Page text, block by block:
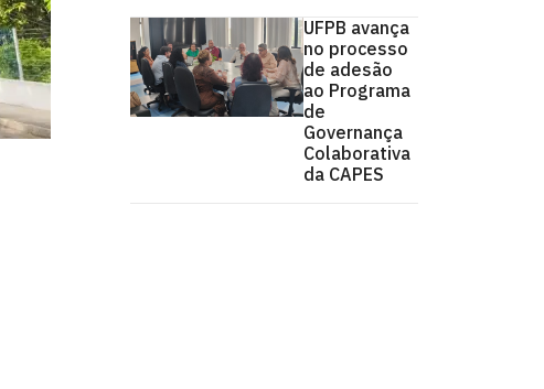
UFPB avança
no processo
de adesão
ao Programa
de
Governança
Colaborativa
da CAPES